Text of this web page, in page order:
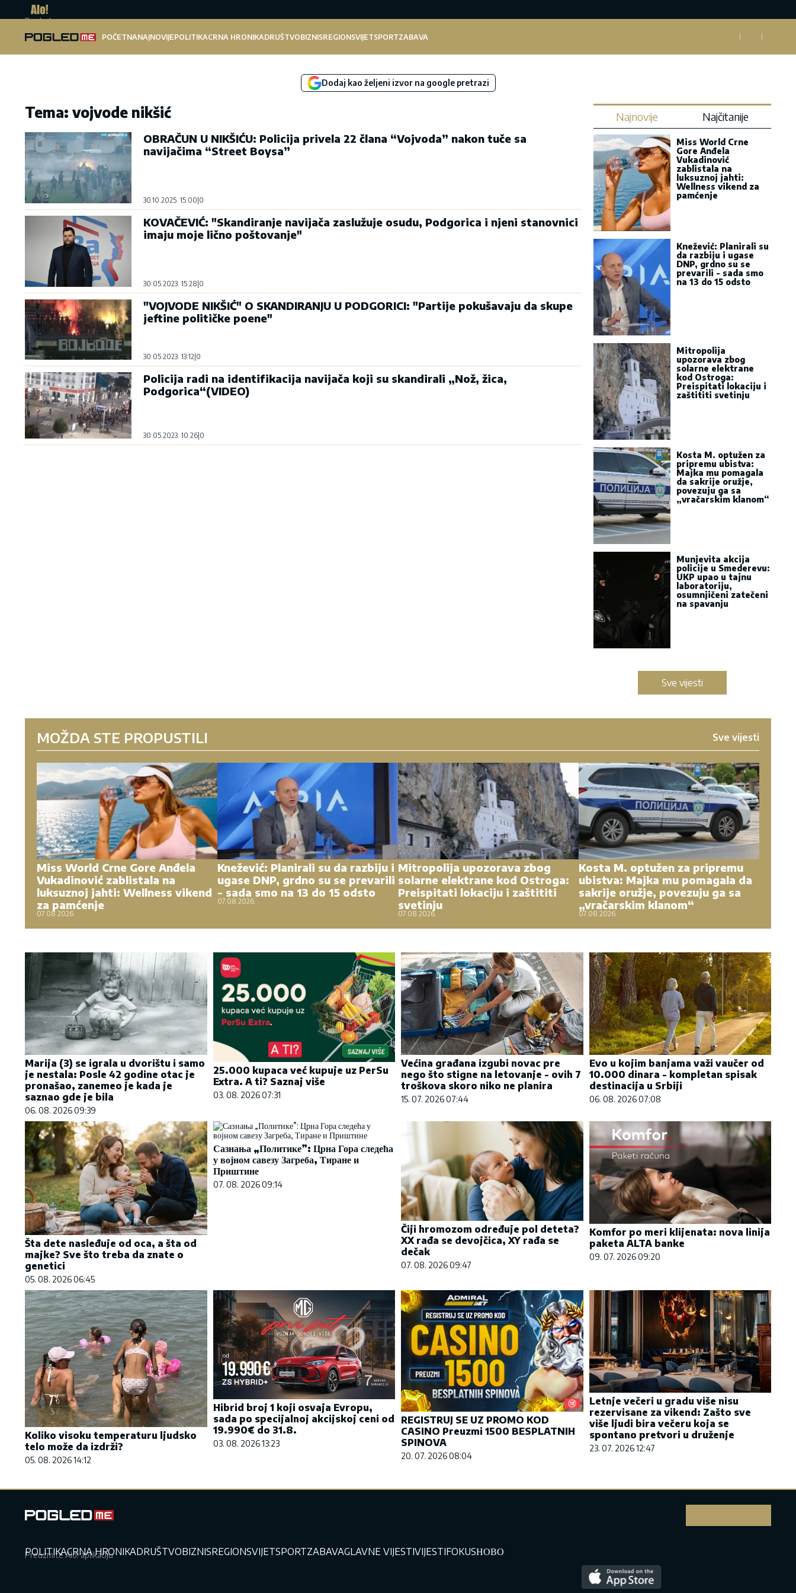
Pogled.me
POČETNANAJNOVIJEPOLITIKACRNA HRONIKADRUŠTVOBIZNISREGIONSVIJETSPORTZABAVA
Dodaj kao željeni izvor na google pretrazi
Tema: vojvode nikšić
OBRAČUN U NIKŠIĆU: Policija privela 22 člana “Vojvoda” nakon tuče sa
navijačima “Street Boysa”
30.10.2025. 15:00 0
KOVAČEVIĆ: "Skandiranje navijača zaslužuje osudu, Podgorica i njeni stanovnici
imaju moje lično poštovanje"
30.05.2023. 15:28 0
"VOJVODE NIKŠIĆ" O SKANDIRANJU U PODGORICI: "Partije pokušavaju da skupe
jeftine političke poene"
30.05.2023. 13:12|0
Policija radi na identifikacija navijača koji su skandirali „Nož, žica,
Podgorica“(VIDEO)
30.05.2023. 10:26 0
Najnovije Najčitanije
Miss World Crne
Gore Anđela
Vukadinović
zablistala na
luksuznoj jahti:
Wellness vikend za
pamćenje
Knežević: Planirali su
da razbiju i ugase
DNP, grdno su se
prevarili - sada smo
na 13 do 15 odsto
Mitropolija
upozorava zbog
solarne elektrane
kod Ostroga:
Preispitati lokaciju i
zaštititi svetinju
Kosta M. optužen za
pripremu ubistva:
Majka mu pomagala
da sakrije oružje,
povezuju ga sa
„vračarskim klanom“
Munjevita akcija
policije u Smederevu:
UKP upao u tajnu
laboratoriju,
osumnjičeni zatečeni
na spavanju
Sve vijesti
MOŽDA STE PROPUSTILI Sve vijesti
Miss World Crne Gore Anđela
Vukadinović zablistala na
luksuznoj jahti: Wellness vikend
za pamćenje
07.08.2026.
Knežević: Planirali su da razbiju i
ugase DNP, grdno su se prevarili
- sada smo na 13 do 15 odsto
07.08.2026.
Mitropolija upozorava zbog
solarne elektrane kod Ostroga:
Preispitati lokaciju i zaštititi
svetinju
07.08.2026.
Kosta M. optužen za pripremu
ubistva: Majka mu pomagala da
sakrije oružje, povezuju ga sa
„vračarskim klanom“
07.08.2026.
Marija (3) se igrala u dvorištu i samo
je nestala: Posle 42 godine otac je
pronašao, zanemeo je kada je
saznao gde je bila
06. 08. 2026 09:39
25.000 kupaca već kupuje uz PerSu
Extra. A ti? Saznaj više
03. 08. 2026 07:31
Većina građana izgubi novac pre
nego što stigne na letovanje - ovih 7
troškova skoro niko ne planira
15. 07. 2026 07:44
Evo u kojim banjama važi vaučer od
10.000 dinara - kompletan spisak
destinacija u Srbiji
06. 08. 2026 07:08
Šta dete nasleđuje od oca, a šta od
majke? Sve što treba da znate o
genetici
05. 08. 2026 06:45
Сазнања „Политике”: Црна Гора следећа
у војном савезу Загреба, Тиране и
Приштине
07. 08. 2026 09:14
Čiji hromozom određuje pol deteta?
XX rađa se devojčica, XY rađa se
dečak
07. 08. 2026 09:47
Komfor po meri klijenata: nova linija
paketa ALTA banke
09. 07. 2026 09:20
Koliko visoku temperaturu ljudsko
telo može da izdrži?
05. 08. 2026 14:12
Hibrid broj 1 koji osvaja Evropu,
sada po specijalnoj akcijskoj ceni od
19.990€ do 31.8.
03. 08. 2026 13:23
REGISTRUJ SE UZ PROMO KOD
CASINO Preuzmi 1500 BESPLATNIH
SPINOVA
20. 07. 2026 08:04
Letnje večeri u gradu više nisu
rezervisane za vikend: Zašto sve
više ljudi bira večeru koja se
spontano pretvori u druženje
23. 07. 2026 12:47
POLITIKACRNA HRONIKADRUŠTVOBIZNISREGIONSVIJETSPORTZABAVAGLAVNE VIJESTIVIJESTIFOKUSНОВО
Preuzmite Alo! aplikaciju